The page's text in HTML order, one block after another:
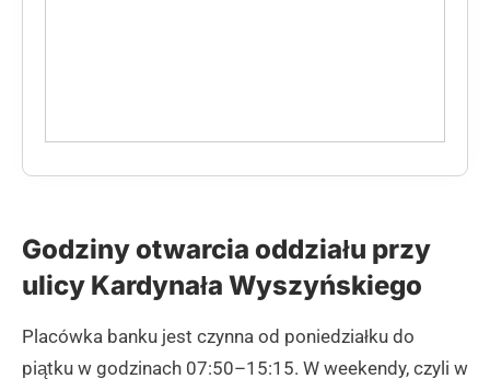
Godziny otwarcia oddziału przy
ulicy Kardynała Wyszyńskiego
Placówka banku jest czynna od poniedziałku do
piątku w godzinach 07:50–15:15. W weekendy, czyli w